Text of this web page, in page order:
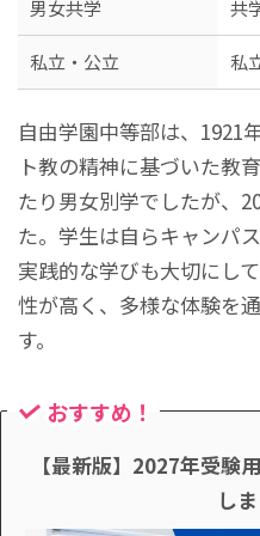
男女共学 共
私立・公立 私
自由学園中等部は、1921
ト教の精神に基づいた教
たり男女別学でしたが、
た。学生は自らキャンパ
実践的な学びも大切にし
性が高く、多様な体験を
す。
おすすめ！
【最新版】2027年受験
し